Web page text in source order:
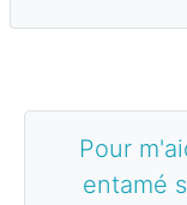
Pour
entamé